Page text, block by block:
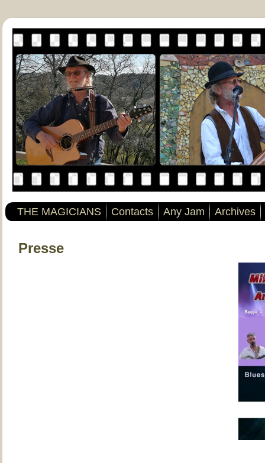
THE MAGICIANS Contacts Any Jam Archives
Presse